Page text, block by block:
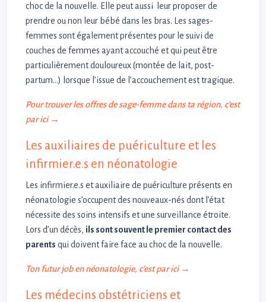
choc de la nouvelle. Elle peut aussi leur proposer de
prendre ou non leur bébé dans les bras. Les sages-
femmes sont également présentes pour le suivi de
couches de femmes ayant accouché et qui peut être
particulièrement douloureux (montée de lait, post-
partum…) lorsque l’issue de l’accouchement est tragique.
Pour trouver les offres de sage-femme dans ta région, c’est
par ici →
Les auxiliaires de puériculture et les
infirmier.e.s en néonatologie
Les infirmier.e.s et auxiliaire de puériculture présents en
néonatologie s’occupent des nouveaux-nés dont l’état
nécessite des soins intensifs et une surveillance étroite.
Lors d’un décès, ils sont souvent le premier contact des
parents qui doivent faire face au choc de la nouvelle.
Ton futur job en néonatologie, c’est par ici →
Les médecins obstétriciens et